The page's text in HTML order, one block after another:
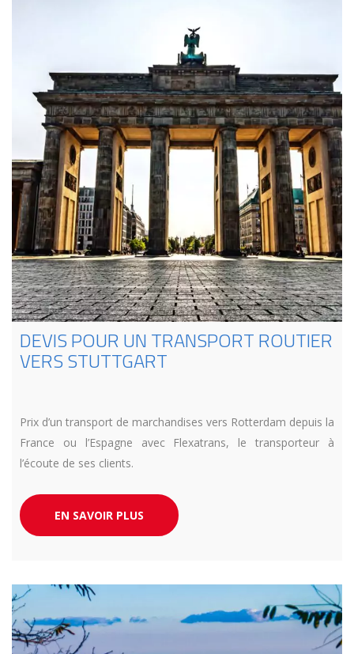
DEVIS POUR UN TRANSPORT ROUTIER
VERS STUTTGART
Prix d’un transport de marchandises vers Rotterdam depuis la
France ou l’Espagne avec Flexatrans, le transporteur à
l’écoute de ses clients.
EN SAVOIR PLUS